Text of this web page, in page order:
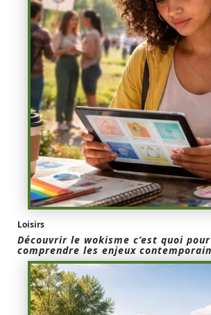
Loisirs
Découvrir le wokisme c’est quoi
comprendre les enjeux